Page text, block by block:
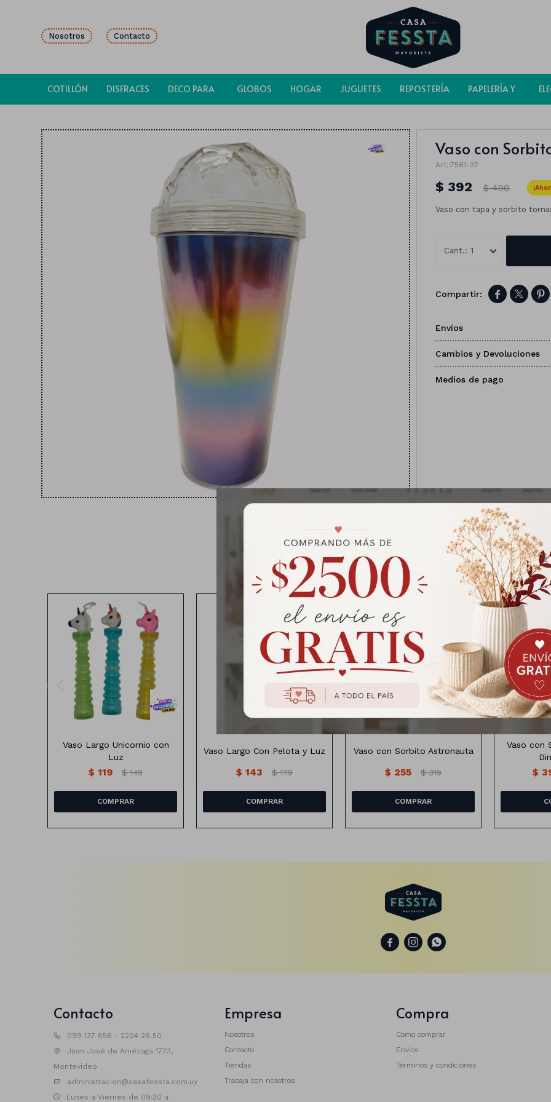
COTILLÓN DISFRACES DECO PARA GLOBOS HOGAR JUGUETES REPOSTERÍA PAPELERÍA Y
Nosotros Contacto
Vaso con
7561-37
$ 392 $ 490
Vaso con tapa y sorbito
1
  
Envíos
Cambios y Devoluciones
Medios de pago
Productos que te pueden interesar
Vaso Largo Unicornio Con Luz
Vaso Largo Unicornio con
Luz
$ 119 $ 149
Vaso Largo con pelota y luz
Diferentes colores
Vaso Largo Con Pelota y Luz
$ 143 $ 179
Vaso diseño Astronauta
Medida: 10cm x15.8 cm
Vaso con Sorbito Astronauta
$ 255 $ 319
Vaso con
$
  
Contacto
099 137 856 - 2204 26 50
Juan José de Amézaga 1773,
Montevideo
administracion@casafessta.com.uy
Lunes a Viernes de 09:30 a
Empresa
Nosotros
Contacto
Tiendas
Trabaja con nosotros
Compra
Como comprar
Envíos
Términos y condiciones